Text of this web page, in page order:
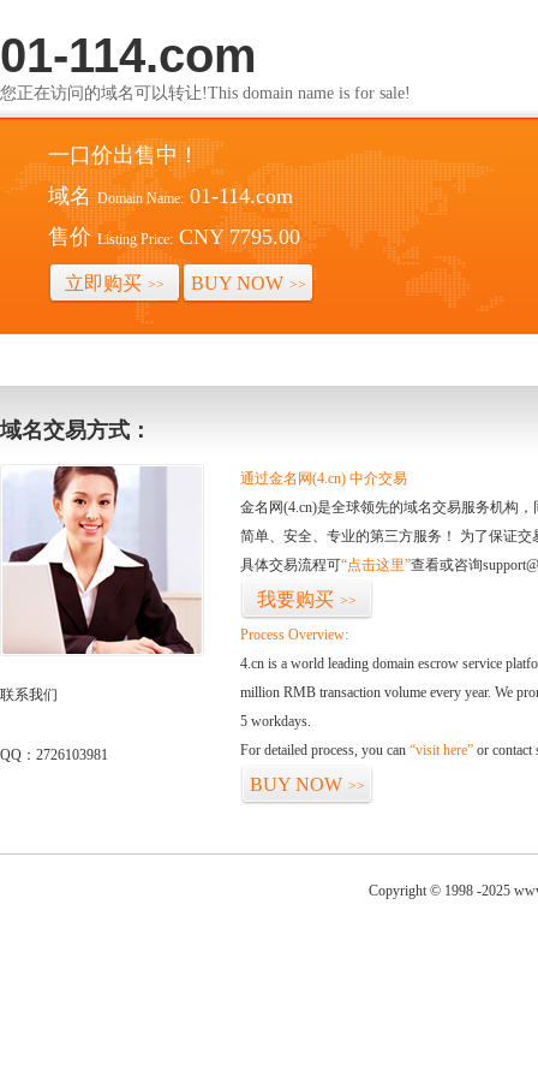
01-114.com
您正在访问的域名可以转让!This domain name is for sale!
一口价出售中！
域名 Domain Name: 01-114.com
售价 Listing Price: CNY 7795.00
立即购买 >> BUY NOW >>
域名交易方式：
联系我们
QQ：2726103981
通过金名网(4.cn) 中介交易
金名网(4.cn)是全球领先的域名交易服务机构
简单、安全、专业的第三方服务！ 为了保证
具体交易流程可“点击这里”查看或咨询
我要购买 >>
Process Overview:
4.cn is a world leading domain escrow service
million RMB transaction volume every year. We
5 workdays.
For detailed process, you can “visit here” or contact
BUY NOW >>
Copyright © 1998 -2025